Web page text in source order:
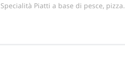
Specialità Piatti a base di pesce, pizza.